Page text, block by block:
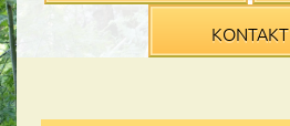
KONTAKT